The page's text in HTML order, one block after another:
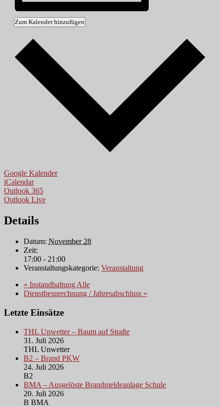
Zum Kalender hinzufügen
Google Kalender
iCalendar
Outlook 365
Outlook Live
Details
Datum: November 28
Zeit:
17:00 - 21:00
Veranstaltungskategorie: Veranstaltung
« Instandhaltung Alle
Dienstbesprechnung / Jahresabschluss »
Letzte Einsätze
THL Unwetter – Baum auf Straße
31. Juli 2026
THL Unwetter
B2 – Brand PKW
24. Juli 2026
B2
BMA – Ausgelöste Brandmeldeanlage Schule
20. Juli 2026
B BMA